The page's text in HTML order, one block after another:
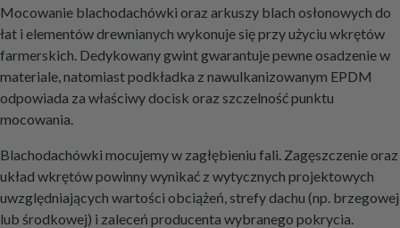
Mocowanie blachodachówki oraz arkuszy blach osłonowych do
łat i elementów drewnianych wykonuje się przy użyciu wkrętów
farmerskich. Dedykowany gwint gwarantuje pewne osadzenie w
materiale, natomiast podkładka z nawulkanizowanym EPDM
odpowiada za właściwy docisk oraz szczelność punktu
mocowania.
Blachodachówki mocujemy w zagłębieniu fali. Zagęszczenie oraz
układ wkrętów powinny wynikać z wytycznych projektowych
uwzględniających wartości obciążeń, strefy dachu (np. brzegowej
lub środkowej) i zaleceń producenta wybranego pokrycia.